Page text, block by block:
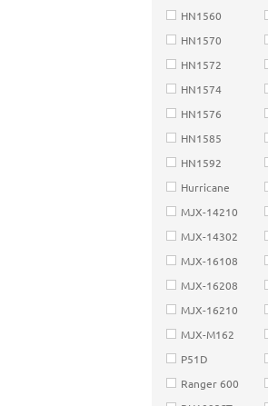
HN1560
HN1570
HN1572
HN1574
HN1576
HN1585
HN1592
Hurricane
MJX-14210
MJX-14302
MJX-16108
MJX-16208
MJX-16210
MJX-M162
P51D
Ranger 600